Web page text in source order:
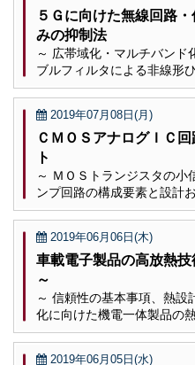
５Ｇに向けた無線回路
みの抑制法
～ 広帯域化・マルチバンド
ブルフィルタによる非線形
2019年07月08日(月)
ＣＭＯＳアナログＩＣ
ト
～ ＭＯＳトランジスタの小
ンプ回路の構成要素と設計
2019年06月06日(木)
車載電子製品の高放熱
～
～ 信頼性の基本事項、熱設
化に向けた機電一体製品の
2019年06月05日(水)